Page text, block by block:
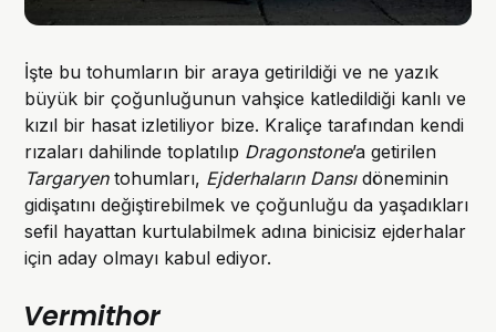
İşte bu tohumların bir araya getirildiği ve ne yazık
büyük bir çoğunluğunun vahşice katledildiği kanlı ve
kızıl bir hasat izletiliyor bize. Kraliçe tarafından kendi
rızaları dahilinde toplatılıp Dragonstone’a getirilen
Targaryentohumları, Ejderhaların Dansıdöneminin
gidişatını değiştirebilmek ve çoğunluğu da yaşadıkları
sefil hayattan kurtulabilmek adına binicisiz ejderhalar
için aday olmayı kabul ediyor.
Vermithor